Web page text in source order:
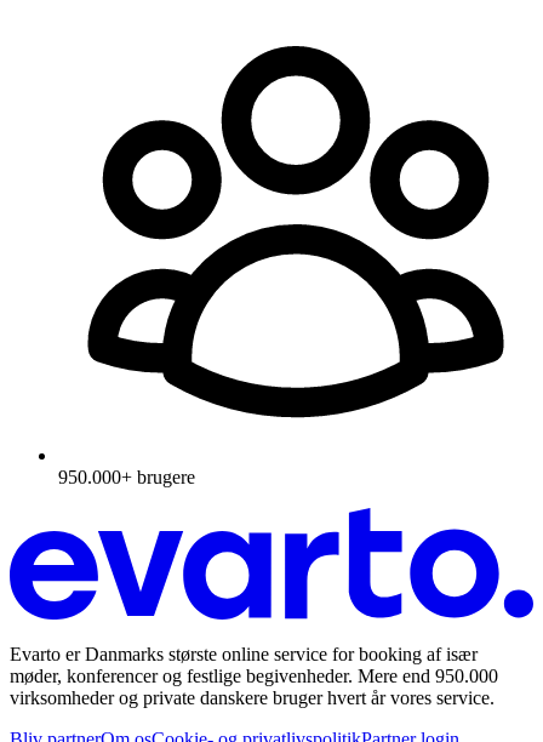
950.000+ brugere
Evarto er Danmarks største online service for booking af især
møder, konferencer og festlige begivenheder. Mere end 950.000
virksomheder og private danskere bruger hvert år vores service.